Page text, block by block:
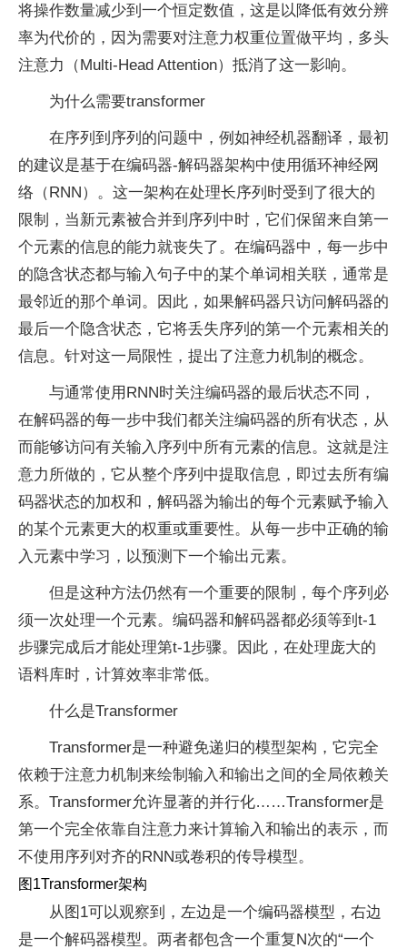
将操作数量减少到一个恒定数值，这是以降低有效分辨
率为代价的，因为需要对注意力权重位置做平均，多头
注意力（Multi-Head Attention）抵消了这一影响。
为什么需要transformer
在序列到序列的问题中，例如神经机器翻译，最初
的建议是基于在编码器-解码器架构中使用循环神经网
络（RNN）。这一架构在处理长序列时受到了很大的
限制，当新元素被合并到序列中时，它们保留来自第一
个元素的信息的能力就丧失了。在编码器中，每一步中
的隐含状态都与输入句子中的某个单词相关联，通常是
最邻近的那个单词。因此，如果解码器只访问解码器的
最后一个隐含状态，它将丢失序列的第一个元素相关的
信息。针对这一局限性，提出了注意力机制的概念。
与通常使用RNN时关注编码器的最后状态不同，
在解码器的每一步中我们都关注编码器的所有状态，从
而能够访问有关输入序列中所有元素的信息。这就是注
意力所做的，它从整个序列中提取信息，即过去所有编
码器状态的加权和，解码器为输出的每个元素赋予输入
的某个元素更大的权重或重要性。从每一步中正确的输
入元素中学习，以预测下一个输出元素。
但是这种方法仍然有一个重要的限制，每个序列必
须一次处理一个元素。编码器和解码器都必须等到t-1
步骤完成后才能处理第t-1步骤。因此，在处理庞大的
语料库时，计算效率非常低。
什么是Transformer
Transformer是一种避免递归的模型架构，它完全
依赖于注意力机制来绘制输入和输出之间的全局依赖关
系。Transformer允许显著的并行化……Transformer是
第一个完全依靠自注意力来计算输入和输出的表示，而
不使用序列对齐的RNN或卷积的传导模型。
图1Transformer架构
从图1可以观察到，左边是一个编码器模型，右边
是一个解码器模型。两者都包含一个重复N次的“一个